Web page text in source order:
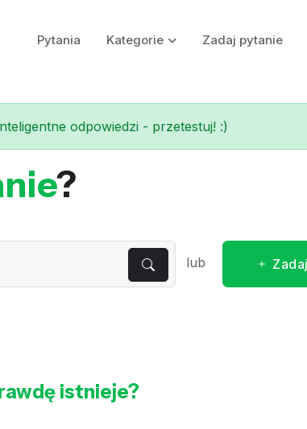
Pytania Kategorie Zadaj pytanie
odpowiedzi - przetestuj! :)
?
lub
istnieje?